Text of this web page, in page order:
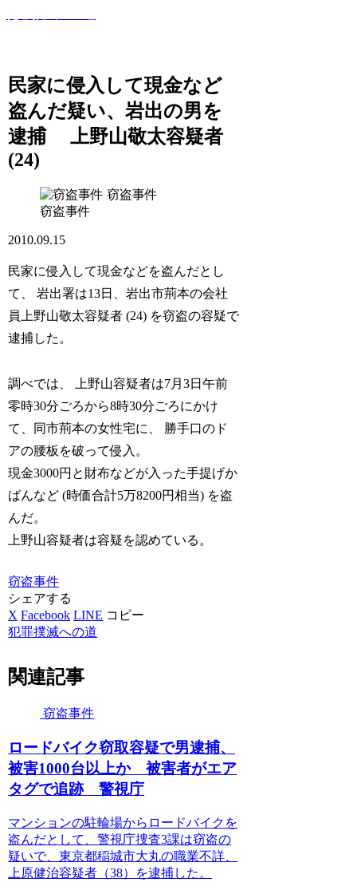
民家に侵入して現金など
盗んだ疑い、岩出の男を
逮捕 上野山敬太容疑者
(24)
窃盗事件
窃盗事件
2010.09.15
民家に侵入して現金などを盗んだとし
て、 岩出署は13日、岩出市荊本の会社
員上野山敬太容疑者 (24) を窃盗の容疑で
逮捕した。
調べでは、 上野山容疑者は7月3日午前
零時30分ごろから8時30分ごろにかけ
て、同市荊本の女性宅に、 勝手口のド
アの腰板を破って侵入。
現金3000円と財布などが入った手提げか
ばんなど (時価合計5万8200円相当) を盗
んだ。
上野山容疑者は容疑を認めている。
窃盗事件
シェアする
X Facebook LINE コピー
犯罪撲滅への道
関連記事
窃盗事件
ロードバイク窃取容疑で男逮捕、
被害1000台以上か 被害者がエア
タグで追跡 警視庁
マンションの駐輪場からロードバイクを
盗んだとして、警視庁捜査3課は窃盗の
疑いで、東京都稲城市大丸の職業不詳、
上原健治容疑者（38）を逮捕した。